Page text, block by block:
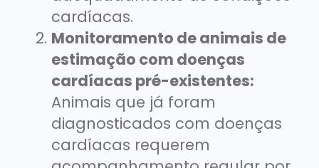
cardíacas.
Monitoramento de animais de
estimação com doenças
cardíacas pré-existentes:
Animais que já foram
diagnosticados com doenças
cardíacas requerem